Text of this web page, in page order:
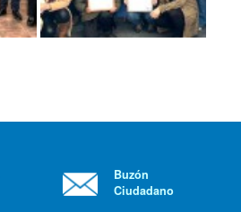
Buzón
Ciudadano